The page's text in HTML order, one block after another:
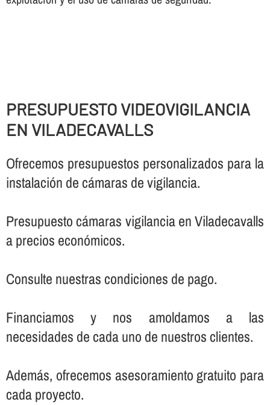
PRESUPUESTO VIDEOVIGILANCIA
EN VILADECAVALLS
Ofrecemos presupuestos personalizados para la
instalación de cámaras de vigilancia.
Presupuesto cámaras vigilancia en Viladecavalls
a precios económicos.
Consulte nuestras condiciones de pago.
Financiamos y nos amoldamos a las
necesidades de cada uno de nuestros clientes.
Además, ofrecemos asesoramiento gratuito para
cada proyecto.